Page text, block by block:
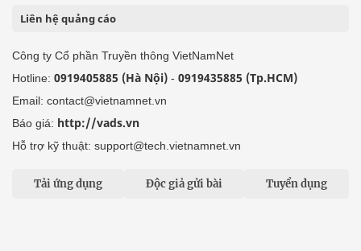
Liên hệ quảng cáo
Công ty Cổ phần Truyền thông VietNamNet
Hotline: 0919405885 (Hà Nội) - 0919435885 (Tp.HCM)
Email: contact@vietnamnet.vn
Báo giá: http://vads.vn
Hỗ trợ kỹ thuật: support@tech.vietnamnet.vn
Tải ứng dụng Độc giả gửi bài Tuyển dụng